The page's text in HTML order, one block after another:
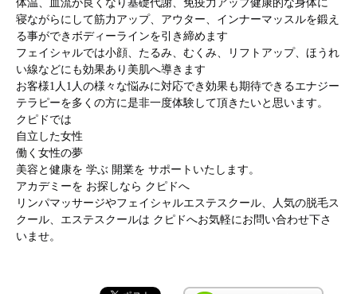
寝ながらにして筋力アップ、アウター、インナーマッスルを鍛え
る事ができボディーラインを引き締めます
フェイシャルでは小顔、たるみ、むくみ、リフトアップ、ほうれ
い線などにも効果あり美肌へ導きます
お客様1人1人の様々な悩みに対応でき効果も期待できるエナジー
テラピーを多くの方に是非一度体験して頂きたいと思います。
クピドでは
自立した女性
働く女性の夢
美容と健康を 学ぶ 開業を サポートいたします。
アカデミーを お探しなら クピドへ
リンパマッサージやフェイシャルエステスクール、人気の脱毛ス
クール、エステスクールは クピドへお気軽にお問い合わせ下さ
いませ。